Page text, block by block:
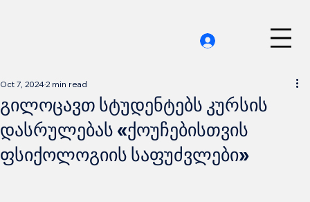
გილოცავთ სტუდენტებს კურსის
დასრულებას «ქოუჩებისთვის
ფსიქოლოგიის საფუძვლები»
Oct 7, 20242 min read